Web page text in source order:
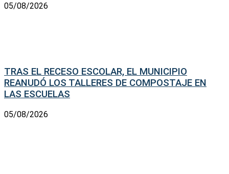
05/08/2026
TRAS EL RECESO ESCOLAR, EL MUNICIPIO
REANUDÓ LOS TALLERES DE COMPOSTAJE EN
LAS ESCUELAS
05/08/2026